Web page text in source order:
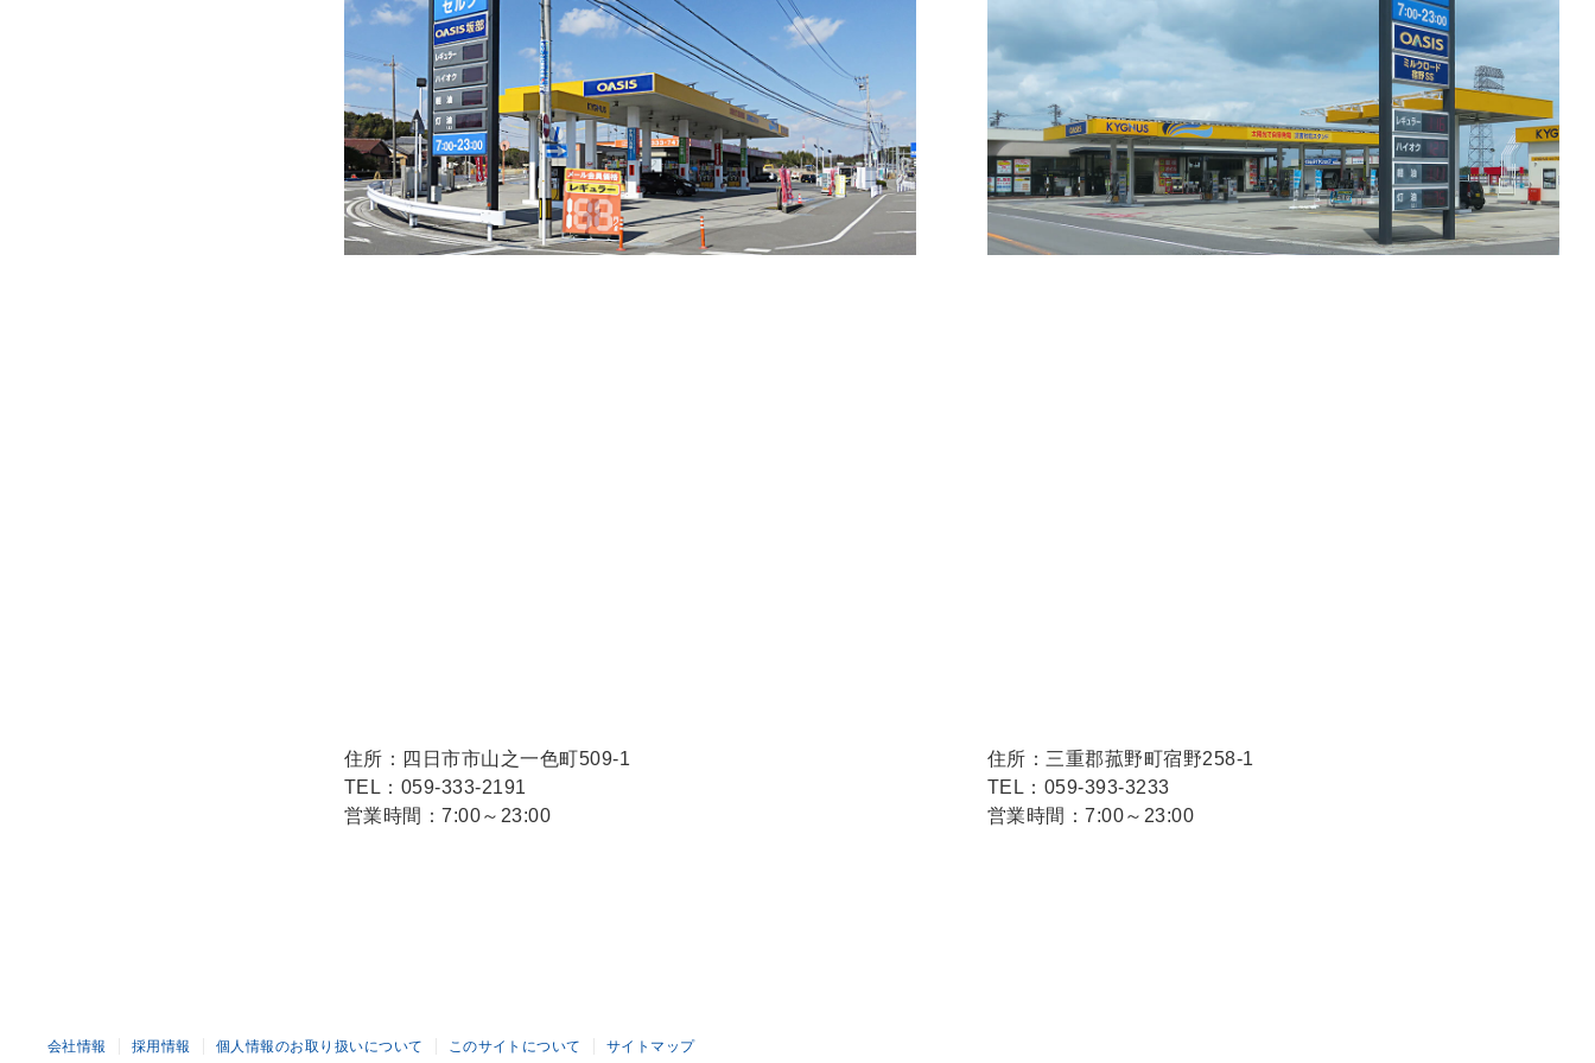
住所：四日市市山之一色町509-1
TEL：059-333-2191
営業時間：7:00～23:00
住所：三重郡菰野町宿野258-1
TEL：059-393-3233
営業時間：7:00～23:00
会社情報 採用情報 個人情報のお取り扱いについて このサイトについて サイトマップ